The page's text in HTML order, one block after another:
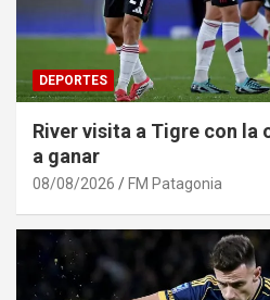
DEPORTES
River visita a Tigre con la
a ganar
08/08/2026 FM Patagonia